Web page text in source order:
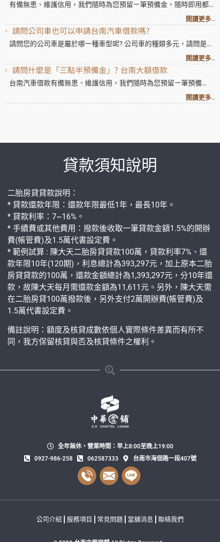
有備無患、維護信用，我們隨時為您預留ㄧ筆預備金，隨時即用都
可以，以維護您在銀行的良好信用有備無患、維護信用，我們隨時
為您預留ㄧ筆預備金，隨時即用都可以，以維護您在銀行的良好信
用有備無患、維護信用，我們
閱讀更多..
請問公司車也可以申請台南汽車借款嗎?
請問您的公司車是屬於哪一種車型呢? 公司車的種類多元，請問是小
貨車、計程車、卡車，還是巴士呢? 建議可以來電連繫我們，讓我們
瞭解您詳細的車款及車齡等資訊，好知道我們的台南汽車借款服
務，可以給您多少額度
閱讀更多..
請問什麼是「三點半預備金」? 台南大額借款
台南汽車借款有備無患、維護信用，我們隨時為您預留ㄧ筆預備
金，隨時即用都可以，以維護您在銀行的良好信用有備無患、維護
信用，我們隨時為您預留ㄧ筆預備金，隨時即用都可以，以維護您
閱讀更多..
貸款須知說明
二胎房貸貸款說明：
* 貸款還款年限：還款年限最低1年，最長10年。
* 貸款利率：7~16%。
* 手續費或其他費用：撥款後收取一筆貸款金額1.5%的開辦
費(帳管費)及1.5萬代書設定費。
* 範例試算 : 陳大天二胎房貸貸款100萬，貸款利率7%、還
款年限10年(120期)，利息總計為393,297元，加上原本二胎
房貸貸款的100萬，還款金額總計為1,393,297元，分10年還
款，故陳大天每月需還款金額為11,611元。另外，陳大天需
在二胎房貸100萬撥款後，另外支付2萬開辦費(帳管費)及
1.5萬代書設定費。
備註說明：額度及核貸成數依個人實際條件差異而有所不
同，我方保留核貸與否及核貸條件之權利。
全年無休，營業時間：早上8:00至晚上19:00
0927-986-258
062587333 台南市海佃路一段407號
公司介紹 服務項目 常見問題 當舖消息 聯絡我們